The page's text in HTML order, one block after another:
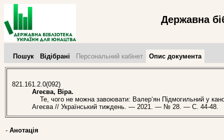
Державна
Пошук Відібрані Персональний кабінет Опис документа
821.161.2.0(092)
Агеєва, Віра.
Те, чого не можна завоювати: Валер‘ян Підмогильний у
Агеєва // Український тиждень. — 2021. — № 28. — С. 44-48.
- Анотація